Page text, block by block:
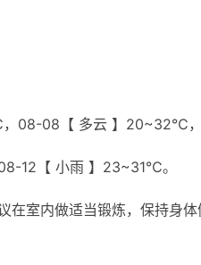
08-08【 多云 】20~32℃
12【 小雨 】23~31℃。
在室内做适当锻炼，保持身